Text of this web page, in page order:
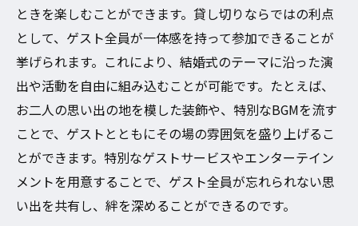
貸し切りプランが叶える素晴らしいゲスト
体験
大阪市で貸し切りプランを選ぶ際のポイン
ト
二次会をさらに特別にする貸し切りの活用
法
結婚式二次会を盛り上げる大阪市の貸し切りプ
ラン活用術
二次会を成功させる貸し切りプランの活用
ときを楽しむことができます。貸し切りならではの利点
として、ゲスト全員が一体感を持って参加できることが
挙げられます。これにより、結婚式のテーマに沿った演
出や活動を自由に組み込むことが可能です。たとえば、
お二人の思い出の地を模した装飾や、特別なBGMを流す
ことで、ゲストとともにその場の雰囲気を盛り上げるこ
とができます。特別なゲストサービスやエンターテイン
メントを用意することで、ゲスト全員が忘れられない思
い出を共有し、絆を深めることができるのです。